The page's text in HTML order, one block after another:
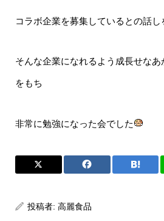
コラボ企業を募集しているとの話し
そんな企業になれるよう成長せな
をもち
非常に勉強になった会でした
投稿者: 高麗食品